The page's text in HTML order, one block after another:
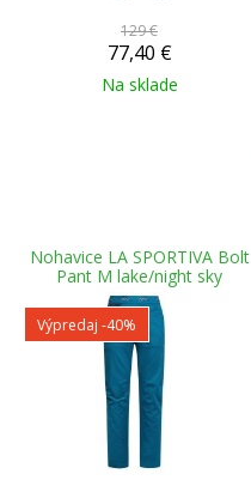
129 €
77,40 €
Na sklade
Nohavice LA SPORTIVA Bolt
Pant M lake/night sky
Výpredaj -40%